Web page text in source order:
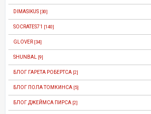
DIMASIKUS [30]
SOCRATES71 [140]
GLOVER [34]
SHUNBAL [9]
БЛОГ ГАРЕТА РОБЕРТСА [2]
БЛОГ ПОЛА ТОМКИНСА [5]
БЛОГ ДЖЕЙМСА ПИРСА [2]